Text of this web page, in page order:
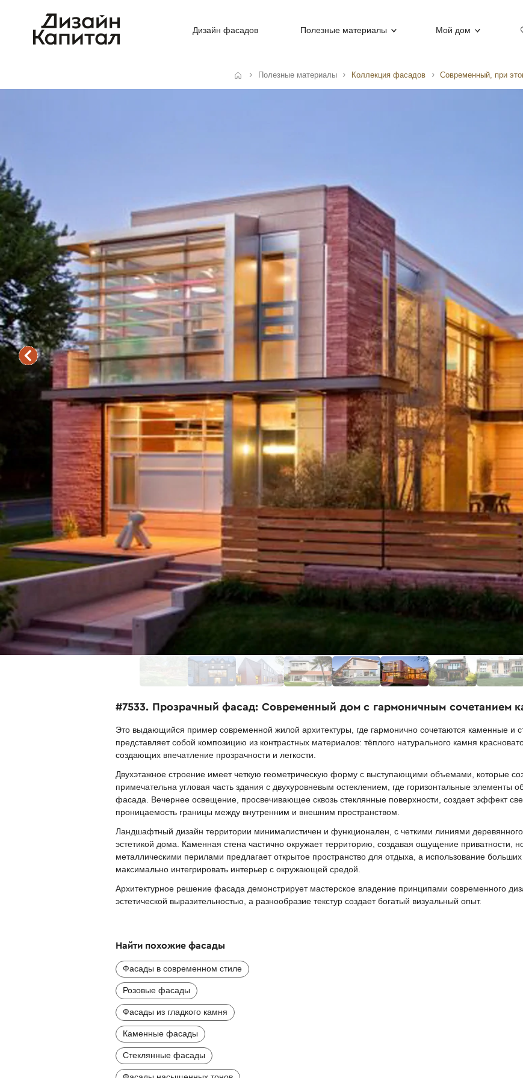
Дизайн фасадов Полезные материалы Мой дом
Полезные материалы Коллекция фасадов Современный, при
#7533. Прозрачный фасад: Современный дом с гармоничным сочетанием
Это выдающийся пример современной жилой архитектуры, где гармонично сочетаются каменные и
представляет собой композицию из контрастных материалов: тёплого натурального камня
создающих впечатление прозрачности и легкости.
Двухэтажное строение имеет четкую геометрическую форму с выступающими объемами, которые
примечательна угловая часть здания с двухуровневым остеклением, где горизонтальные элементы
фасада. Вечернее освещение, просвечивающее сквозь стеклянные поверхности, создает эффект
проницаемость границы между внутренним и внешним пространством.
Ландшафтный дизайн территории минималистичен и функционален, с четкими линиями
эстетикой дома. Каменная стена частично окружает территорию, создавая ощущение приватности,
металлическими перилами предлагает открытое пространство для отдыха, а использование
максимально интегрировать интерьер с окружающей средой.
Архитектурное решение фасада демонстрирует мастерское владение принципами современного
эстетической выразительностью, а разнообразие текстур создает богатый визуальный опыт.
Найти похожие фасады
Фасады в современном стиле
Розовые фасады
Фасады из гладкого камня
Каменные фасады
Стеклянные фасады